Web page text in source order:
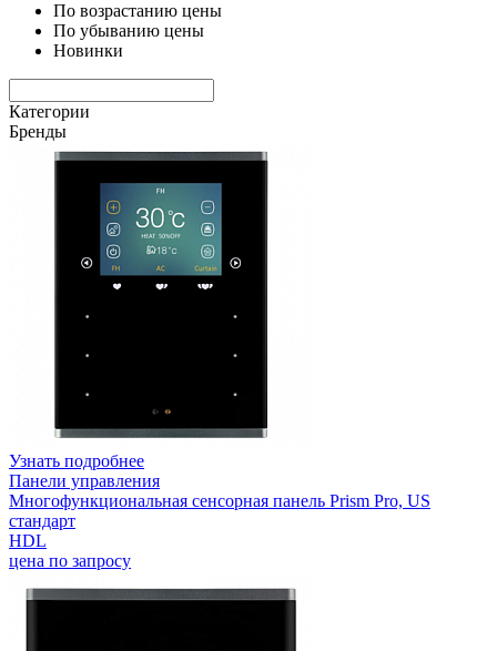
По возрастанию цены
По убыванию цены
Новинки
Категории
Бренды
Узнать подробнее
Панели управления
Многофункциональная сенсорная панель Prism Pro, US
стандарт
HDL
цена по запросу